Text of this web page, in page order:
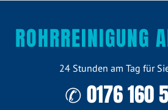
ROHRREINIGUNG
24 Stunden am Tag für
✆ 0176 160